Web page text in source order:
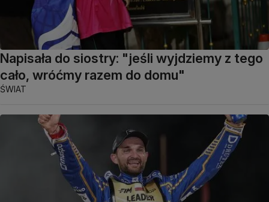
Napisała do siostry: "jeśli wyjdziemy z tego
cało, wróćmy razem do domu"
ŚWIAT